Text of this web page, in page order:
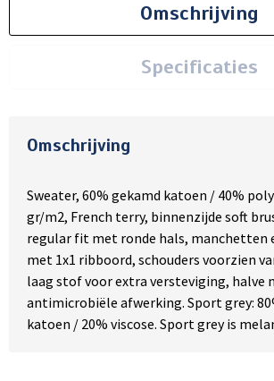
Omschrijving
Specificaties
Omschrijving
Sweater, 60% gekamd katoen / 40%
gr/m2, French terry, binnenzijde soft
regular fit met ronde hals, manchetten
met 1x1 ribboord, schouders voorzien
laag stof voor extra versteviging, halve
antimicrobiële afwerking. Sport grey:
katoen / 20% viscose. Sport grey is